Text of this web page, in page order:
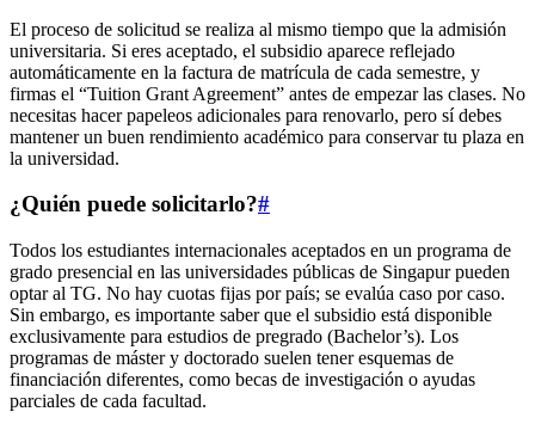
El proceso de solicitud se realiza al mismo tiempo que la admisión
universitaria. Si eres aceptado, el subsidio aparece reflejado
automáticamente en la factura de matrícula de cada semestre, y
firmas el “Tuition Grant Agreement” antes de empezar las clases. No
necesitas hacer papeleos adicionales para renovarlo, pero sí debes
mantener un buen rendimiento académico para conservar tu plaza en
la universidad.
¿Quién puede solicitarlo?#
Todos los estudiantes internacionales aceptados en un programa de
grado presencial en las universidades públicas de Singapur pueden
optar al TG. No hay cuotas fijas por país; se evalúa caso por caso.
Sin embargo, es importante saber que el subsidio está disponible
exclusivamente para estudios de pregrado (Bachelor’s). Los
programas de máster y doctorado suelen tener esquemas de
financiación diferentes, como becas de investigación o ayudas
parciales de cada facultad.